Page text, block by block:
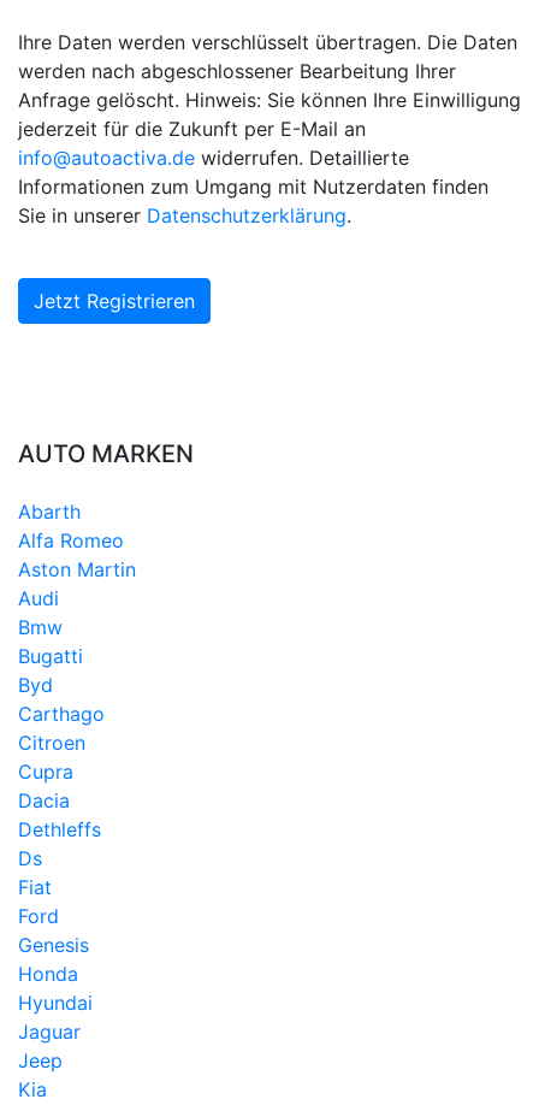
Ihre Daten werden verschlüsselt übertragen. Die Daten
werden nach abgeschlossener Bearbeitung Ihrer
Anfrage gelöscht. Hinweis: Sie können Ihre Einwilligung
jederzeit für die Zukunft per E-Mail an
info@autoactiva.de widerrufen. Detaillierte
Informationen zum Umgang mit Nutzerdaten finden
Sie in unserer Datenschutzerklärung.
Jetzt Registrieren
AUTO MARKEN
Abarth
Alfa Romeo
Aston Martin
Audi
Bmw
Bugatti
Byd
Carthago
Citroen
Cupra
Dacia
Dethleffs
Ds
Fiat
Ford
Genesis
Honda
Hyundai
Jaguar
Jeep
Kia